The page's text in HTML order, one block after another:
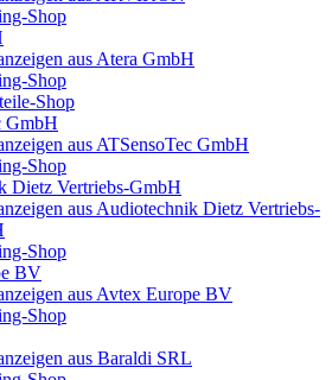
Shop
aus Atera GmbH
Shop
Shop
GmbH
aus ATSensoTec GmbH
Shop
Dietz Vertriebs-GmbH
aus Audiotechnik Dietz Vertriebs-
Shop
BV
aus Avtex Europe BV
Shop
aus Baraldi SRL